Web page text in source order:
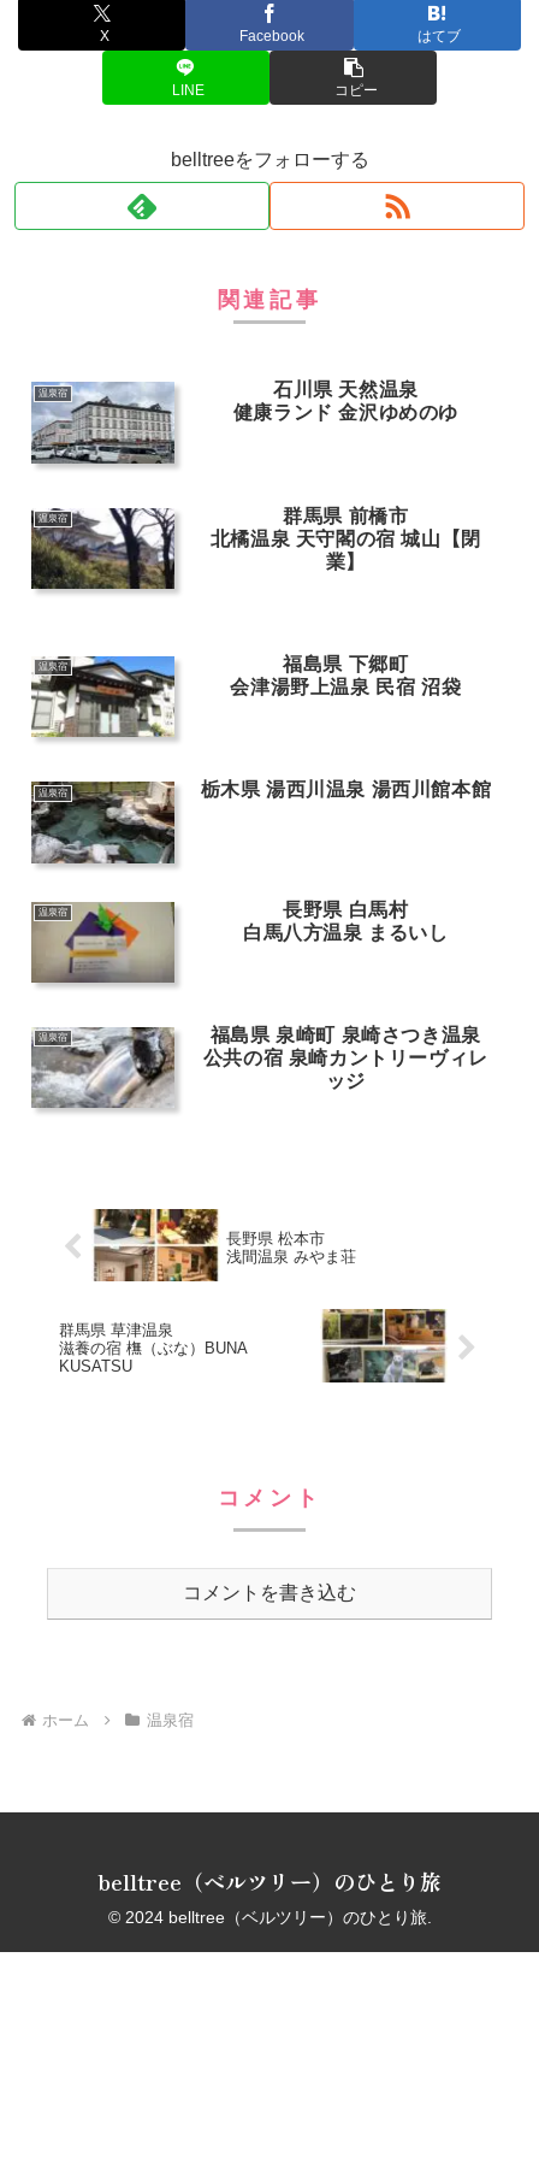
X Facebook はてブ
LINE コピー
belltreeをフォローする
関連記事
温泉宿
石川県 天然温泉
健康ランド 金沢ゆめのゆ
温泉宿
群馬県 前橋市
北橘温泉 天守閣の宿 城山【閉
業】
温泉宿
福島県 下郷町
会津湯野上温泉 民宿 沼袋
温泉宿 栃木県 湯西川温泉 湯西川館本館
温泉宿
長野県 白馬村
白馬八方温泉 まるいし
温泉宿
福島県 泉崎町 泉崎さつき温泉
公共の宿 泉崎カントリーヴィレ
ッジ
長野県 松本市
浅間温泉 みやま荘
群馬県 草津温泉
滋養の宿 橅（ぶな）BUNA
KUSATSU
コメント
コメントを書き込む
ホーム 温泉宿
belltree（ベルツリー）のひとり旅
© 2024 belltree（ベルツリー）のひとり旅.